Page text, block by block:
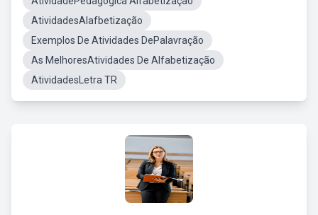
AtividadesAlafbetização
Exemplos De Atividades DePalavração
As MelhoresAtividades De Alfabetização
AtividadesLetra TR